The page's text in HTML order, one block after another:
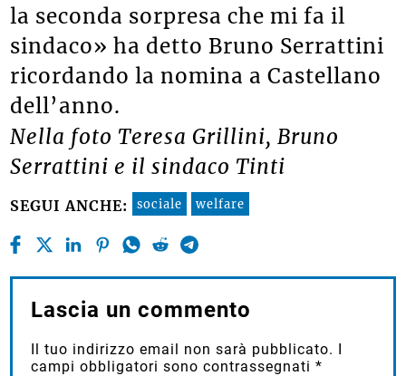
la seconda sorpresa che mi fa il
sindaco» ha detto Bruno Serrattini
ricordando la nomina a Castellano
dell’anno.
Nella foto Teresa Grillini, Bruno
Serrattini e il sindaco Tinti
SEGUI ANCHE: sociale welfare
Lascia un commento
Il tuo indirizzo email non sarà pubblicato. I
campi obbligatori sono contrassegnati*